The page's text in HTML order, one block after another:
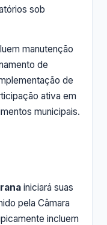
sob
manutenção
de
de
ativa em
municipais.
iniciará suas
pela Câmara
incluem